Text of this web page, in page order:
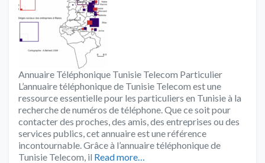
Annuaire Téléphonique Tunisie Telecom Particulier
L’annuaire téléphonique de Tunisie Telecom est une
ressource essentielle pour les particuliers en Tunisie à la
recherche de numéros de téléphone. Que ce soit pour
contacter des proches, des amis, des entreprises ou des
services publics, cet annuaire est une référence
incontournable. Grâce à l’annuaire téléphonique de
Tunisie Telecom, il Read more…